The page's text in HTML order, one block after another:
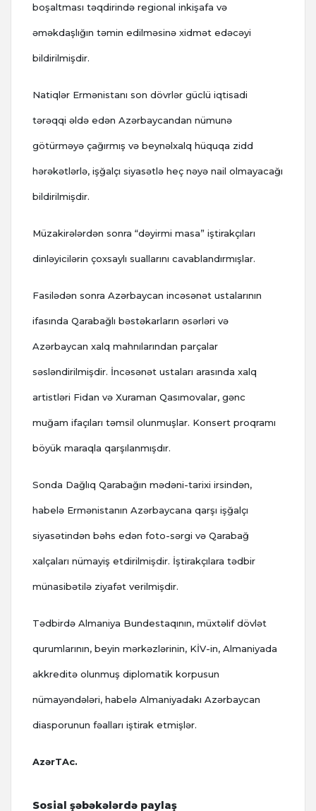
boşaltması təqdirində regional inkişafa və
əməkdaşlığın təmin edilməsinə xidmət edəcəyi
bildirilmişdir.
Natiqlər Ermənistanı son dövrlər güclü iqtisadi
tərəqqi əldə edən Azərbaycandan nümunə
götürməyə çağırmış və beynəlxalq hüquqa zidd
hərəkətlərlə, işğalçı siyasətlə heç nəyə nail olmayacağı
bildirilmişdir.
Müzakirələrdən sonra “dəyirmi masa” iştirakçıları
dinləyicilərin çoxsaylı suallarını cavablandırmışlar.
Fasilədən sonra Azərbaycan incəsənət ustalarının
ifasında Qarabağlı bəstəkarların əsərləri və
Azərbaycan xalq mahnılarından parçalar
səsləndirilmişdir. İncəsənət ustaları arasında xalq
artistləri Fidan və Xuraman Qasımovalar, gənc
muğam ifaçıları təmsil olunmuşlar. Konsert proqramı
böyük maraqla qarşılanmışdır.
Sonda Dağlıq Qarabağın mədəni-tarixi irsindən,
habelə Ermənistanın Azərbaycana qarşı işğalçı
siyasətindən bəhs edən foto-sərgi və Qarabağ
xalçaları nümayiş etdirilmişdir. İştirakçılara tədbir
münasibətilə ziyafət verilmişdir.
Tədbirdə Almaniya Bundestaqının, müxtəlif dövlət
qurumlarının, beyin mərkəzlərinin, KİV-in, Almaniyada
akkreditə olunmuş diplomatik korpusun
nümayəndələri, habelə Almaniyadakı Azərbaycan
diasporunun fəalları iştirak etmişlər.
AzərTAc.
Sosial şəbəkələrdə paylaş